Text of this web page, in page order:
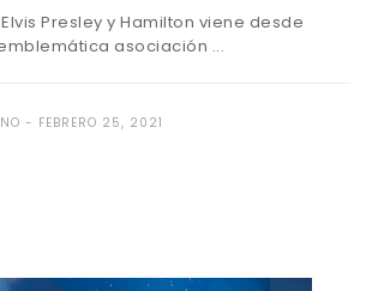
Presley y Hamilton viene desde
asociación ...
FEBRERO 25, 2021